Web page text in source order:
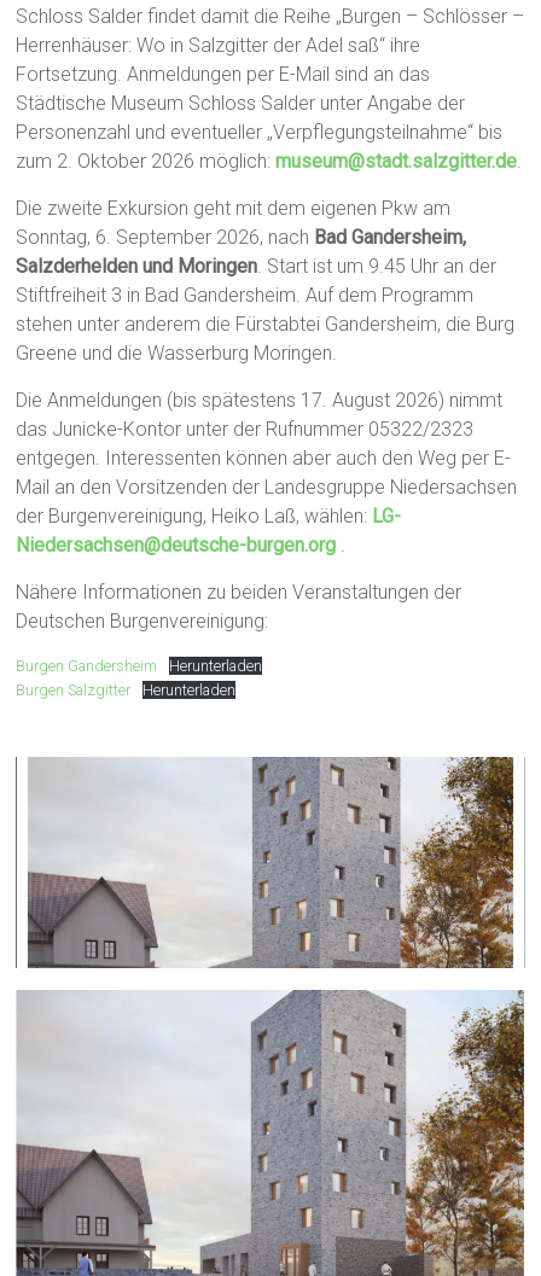
Schloss Salder findet damit die Reihe „Burgen – Schlösser –
Herrenhäuser: Wo in Salzgitter der Adel saß“ ihre
Fortsetzung. Anmeldungen per E-Mail sind an das
Städtische Museum Schloss Salder unter Angabe der
Personenzahl und eventueller „Verpflegungsteilnahme“ bis
zum 2. Oktober 2026 möglich:museum@stadt.salzgitter.de
Die zweite Exkursion geht mit dem eigenen Pkw am
Sonntag, 6. September 2026, nach Bad Gandersheim,
Salzderhelden und Moringen . Start ist um 9.45 Uhr an der
Stiftfreiheit 3 in Bad Gandersheim. Auf dem Programm
stehen unter anderem die Fürstabtei Gandersheim, die Burg
Greene und die Wasserburg Moringen.
Die Anmeldungen (bis spätestens 17. August 2026) nimmt
das Junicke-Kontor unter der Rufnummer 05322/2323
entgegen. Interessenten können aber auch den Weg per E-
Mail an den Vorsitzenden der Landesgruppe Niedersachsen
der Burgenvereinigung, Heiko Laß, wählen: LG-
Niedersachsen@deutsche-burgen.org
Nähere Informationen zu beiden Veranstaltungen der
Deutschen Burgenvereinigung:
Burgen Gandersheim
Herunterladen
Burgen Salzgitter
Herunterladen